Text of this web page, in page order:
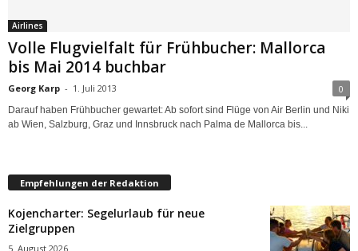
Airlines
Volle Flugvielfalt für Frühbucher: Mallorca
bis Mai 2014 buchbar
Georg Karp - 1. Juli 2013 0
Darauf haben Frühbucher gewartet: Ab sofort sind Flüge von Air Berlin und Niki
ab Wien, Salzburg, Graz und Innsbruck nach Palma de Mallorca bis...
Empfehlungen der Redaktion
Kojencharter: Segelurlaub für neue
Zielgruppen
5. August 2026